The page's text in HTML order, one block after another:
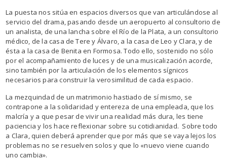
La puesta nos sitúa en espacios diversos que van articulándose al
servicio del drama, pasando desde un aeropuerto al consultorio de
un analista, de una lancha sobre el Río de la Plata, a un consultorio
médico, de la casa de Tere y Álvaro, a la casa de Leo y Clara, y de
ésta a la casa de Benita en Formosa. Todo ello, sostenido no sólo
por el acompañamiento de luces y de una musicalización acorde,
sino también por la articulación de los elementos sígnicos
necesarios para construir la verosimilitud de cada espacio.
La mezquindad de un matrimonio hastiado de sí mismo, se
contrapone a la solidaridad y entereza de una empleada, que los
malcría y a que pesar de vivir una realidad más dura, les tiene
paciencia y los hace reflexionar sobre su cotidianidad. Sobre todo
a Clara, quien deberá aprender que por más que se vaya lejos los
problemas no se resuelven solos y que lo «nuevo viene cuando
uno cambia».